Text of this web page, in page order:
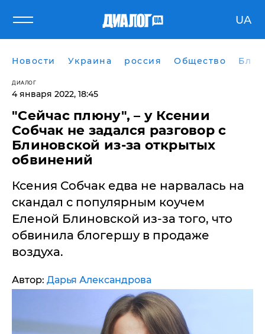
UA
Новости Украина россия Общество
ДИАЛОГ
4 января 2022, 18:45
"Сейчас плюну", – у Ксении
Собчак не задался разговор с
Блиновской из-за открытых
обвинений
Ксения Собчак едва не нарвалась на
скандал с популярным коучем
Еленой Блиновской из-за того, что
обвинила блогершу в продаже
воздуха.
Автор: Дарья Александрова